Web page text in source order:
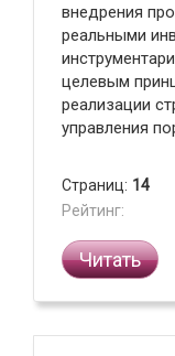
внедрения
реальными
целевым
реализации
управления
Страниц: 14
Рейтинг:
Читать